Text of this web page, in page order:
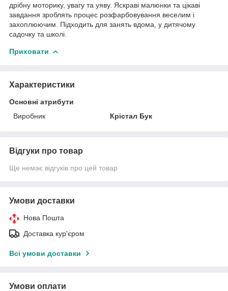
дрібну моторику, увагу та уяву. Яскраві малюнки та цікаві
завдання зроблять процес розфарбовування веселим і
захоплюючим. Підходить для занять вдома, у дитячому
садочку та школі.
Приховати
Характеристики
Основні атрибути
Виробник
Крістал Бук
Відгуки про товар
Ще немає відгуків про цей товар
Умови доставки
Нова Пошта
Доставка кур'єром
Всі умови доставки
Умови оплати